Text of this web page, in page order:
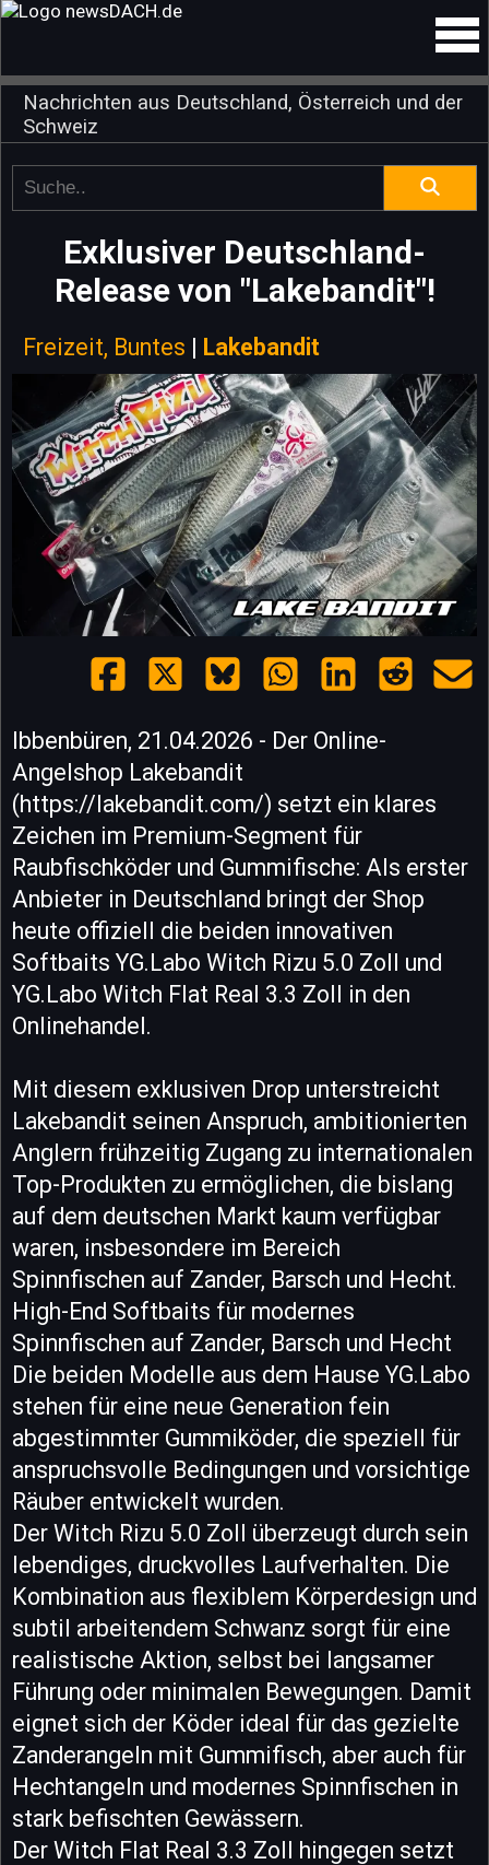
Nachrichten aus Deutschland, Österreich und der
Schweiz
Exklusiver Deutschland-
Release von "Lakebandit"!
Freizeit, Buntes | Lakebandit
Ibbenbüren, 21.04.2026 - Der Online-
Angelshop Lakebandit
(https://lakebandit.com/) setzt ein klares
Zeichen im Premium-Segment für
Raubfischköder und Gummifische: Als erster
Anbieter in Deutschland bringt der Shop
heute offiziell die beiden innovativen
Softbaits YG.Labo Witch Rizu 5.0 Zoll und
YG.Labo Witch Flat Real 3.3 Zoll in den
Onlinehandel.
Mit diesem exklusiven Drop unterstreicht
Lakebandit seinen Anspruch, ambitionierten
Anglern frühzeitig Zugang zu internationalen
Top-Produkten zu ermöglichen, die bislang
auf dem deutschen Markt kaum verfügbar
waren, insbesondere im Bereich
Spinnfischen auf Zander, Barsch und Hecht.
High-End Softbaits für modernes
Spinnfischen auf Zander, Barsch und Hecht
Die beiden Modelle aus dem Hause YG.Labo
stehen für eine neue Generation fein
abgestimmter Gummiköder, die speziell für
anspruchsvolle Bedingungen und vorsichtige
Räuber entwickelt wurden.
Der Witch Rizu 5.0 Zoll überzeugt durch sein
lebendiges, druckvolles Laufverhalten. Die
Kombination aus flexiblem Körperdesign und
subtil arbeitendem Schwanz sorgt für eine
realistische Aktion, selbst bei langsamer
Führung oder minimalen Bewegungen. Damit
eignet sich der Köder ideal für das gezielte
Zanderangeln mit Gummifisch, aber auch für
Hechtangeln und modernes Spinnfischen in
stark befischten Gewässern.
Der Witch Flat Real 3.3 Zoll hingegen setzt